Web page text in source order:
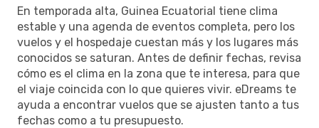
En temporada alta, Guinea Ecuatorial tiene clima
estable y una agenda de eventos completa, pero los
vuelos y el hospedaje cuestan más y los lugares más
conocidos se saturan. Antes de definir fechas, revisa
cómo es el clima en la zona que te interesa, para que
el viaje coincida con lo que quieres vivir. eDreams te
ayuda a encontrar vuelos que se ajusten tanto a tus
fechas como a tu presupuesto.